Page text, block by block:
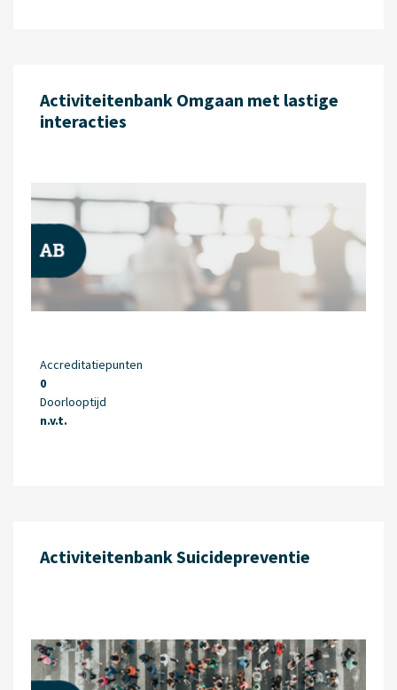
Activiteitenbank Omgaan met lastige
interacties
Accreditatiepunten
0
Doorlooptijd
n.v.t.
Activiteitenbank Su­icidepreventie